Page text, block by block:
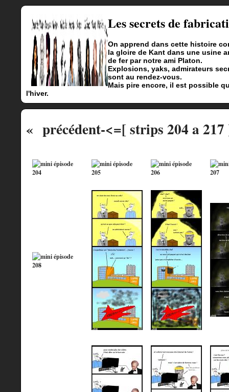
Les secrets de
On apprend dans cette histoire
la gloire de Kant dans une usine
de fer par notre ami Platon.
Explosions, yaks, admirateurs
sont au rendez-vous.
Mais pire encore, il est possible
l'hiver.
« précédent-<=[ strips 204 a